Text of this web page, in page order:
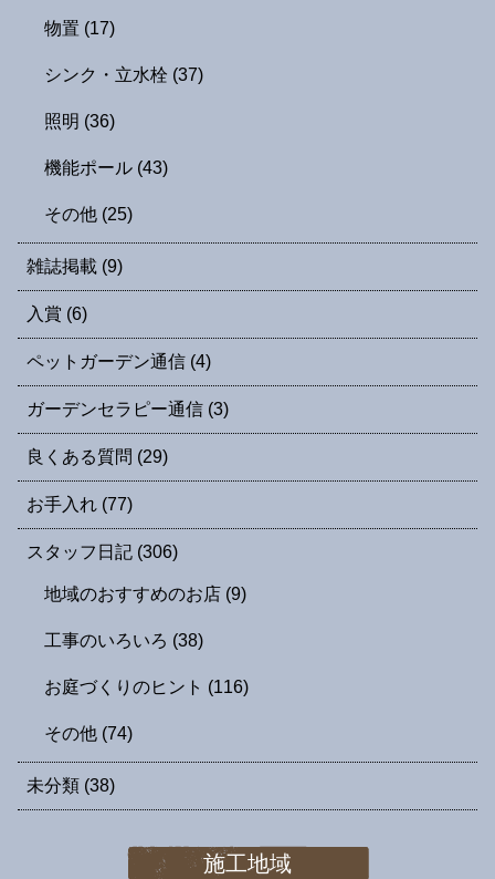
物置 (17)
シンク・立水栓 (37)
照明 (36)
機能ポール (43)
その他 (25)
雑誌掲載 (9)
入賞 (6)
ペットガーデン通信 (4)
ガーデンセラピー通信 (3)
良くある質問 (29)
お手入れ (77)
スタッフ日記 (306)
地域のおすすめのお店 (9)
工事のいろいろ (38)
お庭づくりのヒント (116)
その他 (74)
未分類 (38)
施工地域